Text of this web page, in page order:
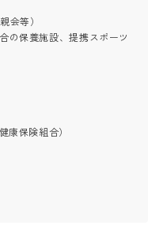
会等）
の保養施設、提携スポーツ
康保険組合）